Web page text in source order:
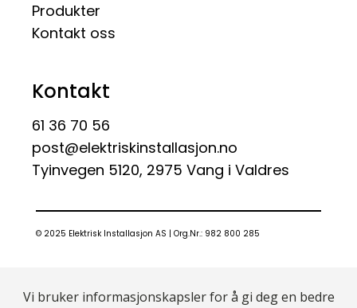
Produkter
Kontakt oss
Kontakt
61 36 70 56
post@elektriskinstallasjon.no
Tyinvegen 5120, 2975 Vang i Valdres
© 2025 Elektrisk Installasjon AS | Org.Nr.: 982 800 285
Vi bruker informasjonskapsler for å gi deg en bedre